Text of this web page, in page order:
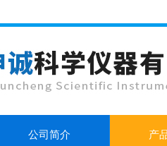
公司简介 产